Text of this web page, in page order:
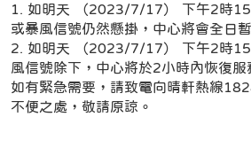
1. 如明天 （2023/7/17） 下午2時15
或暴風信號仍然懸掛，中心將會全日
2. 如明天 （2023/7/17） 下午2時15
風信號除下，中心將於2小時內恢復服
如有緊急需要，請致電向晴軒熱線
不便之處，敬請原諒。